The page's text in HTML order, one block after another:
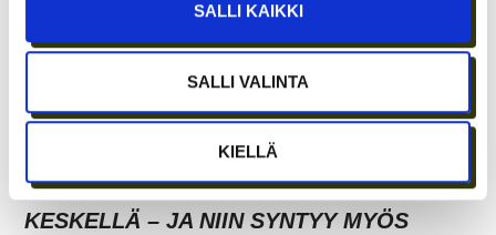
SALLI KAIKKI
SALLI VALINTA
KIELLÄ
ASIAKASYMMÄRRYS SYNTYY IHMISTEN
KESKELLÄ – JA NIIN SYNTYY MYÖS